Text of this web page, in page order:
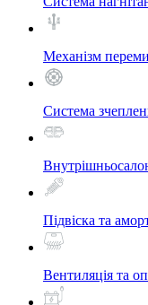
Механізм
Система
Підвіска та
Вентиляція та